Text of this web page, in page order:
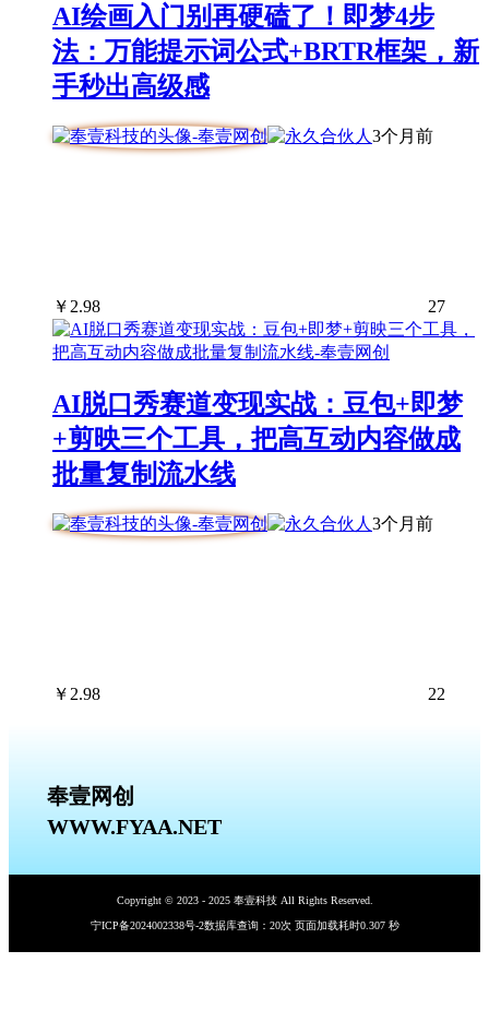
AI绘画入门别再硬磕了！即梦4步
法：万能提示词公式+BRTR框架，新
手秒出高级感
3个月前
￥ 2.98 27
AI脱口秀赛道变现实战：豆包+即梦
+剪映三个工具，把高互动内容做成
批量复制流水线
3个月前
￥ 2.98 22
奉壹网创
WWW.FYAA.NET
Copyright © 2023 - 2025 奉壹科技 All Rights Reserved.
宁ICP备2024002338号-2数据库查询：20次 页面加载耗时0.307 秒